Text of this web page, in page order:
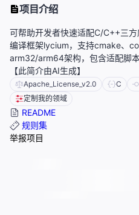
项目介绍
可帮助开发者快速适配C/C++三
编译框架lycium，支持cmake、
arm32/arm64架构，包含适配脚
【此简介由AI生成】
Apache_License_v2.0 C
定制我的领域
README
规则集
举报项目